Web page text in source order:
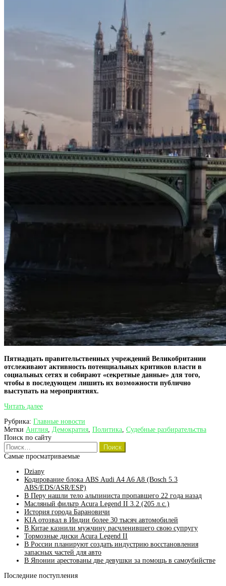
Пятнадцать правительственных учреждений Великобритании
отслеживают активность потенциальных критиков власти в
социальных сетях и собирают «секретные данные» для того,
чтобы в последующем лишить их возможности публично
выступать на мероприятиях.
Читать далееДемократия
Английски.
Правительство
собирает
на
критиков
власти
Рубрика: Главные новости
Метки Англия Демократия Политика Судебные разбирательства
Поиск по сайту
Найти:
Самые просматриваемые
Dziany
Кодирование блока ABS Audi A4 A6 A8 (Bosch 5.3
ABS/EDS/ASR/ESP)
В Перу нашли тело альпиниста пропавшего 22 года назад
Масляный фильтр Acura Legend II 3.2 (205 л.с.)
История города Барановичи
KIA отозвал в Индии более 30 тысяч автомобилей
В Китае казнили мужчину расчленившего свою супругу
Тормозные диски Acura Legend II
В России планируют создать индустрию восстановления
запасных частей для авто
В Японии арестованы две девушки за помощь в самоубийстве
Последние поступления